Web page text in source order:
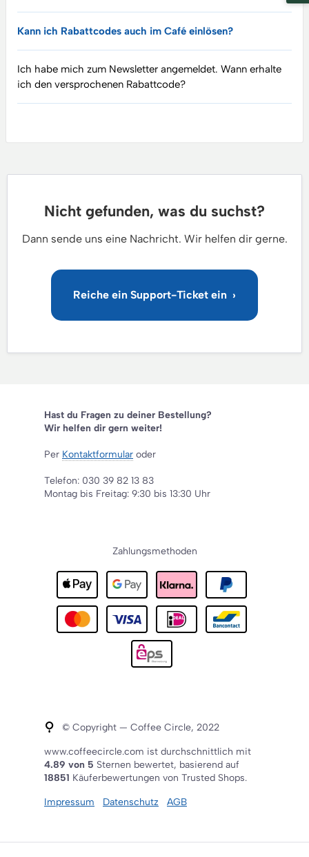
Kann ich Rabattcodes auch im Café einlösen?
Ich habe mich zum Newsletter angemeldet. Wann erhalte
ich den versprochenen Rabattcode?
Hast du Fragen zu deiner Bestellung?
Wir helfen dir gern weiter!
Per Kontaktformular oder
Telefon: 030 39 82 13 83
Montag bis Freitag: 9:30 bis 13:30 Uhr
Zahlungsmethoden
© Copyright — Coffee Circle, 2022
www.coffeecircle.com ist durchschnittlich mit
4.89 von 5 Sternen bewertet, basierend auf
18851 Käuferbewertungen von Trusted Shops.
Impressum Datenschutz AGB